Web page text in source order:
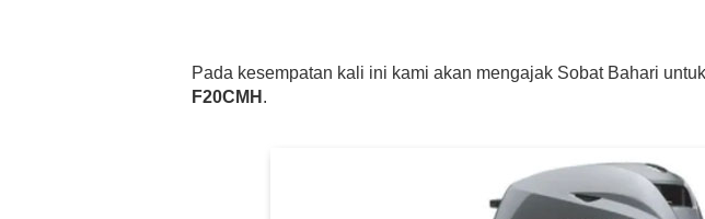
Pada kesempatan kali ini kami akan mengajak Sobat Bahari
F20CMH .